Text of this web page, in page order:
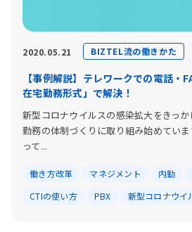
2020.05.21 BIZTEL流の働きかた
【事例解説】テレワークでの電話・
在宅勤務形式」で解決！
新型コロナウイルスの感染拡大をきっ
勤務の体制づくりに取り組み始めてい
って...
働き方改革 マネジメント 内勤
CTIの使い方
PBX 新型コロナウイ